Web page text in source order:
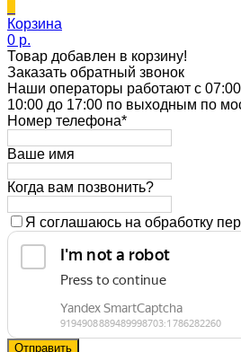
Корзина
0 p.
Товар добавлен в корзину!
Заказать обратный звонок
Наши операторы работают с
10:00 до 17:00 по выходным по
Номер телефона*
Ваше имя
Когда вам позвонить?
Я соглашаюсь на обработку